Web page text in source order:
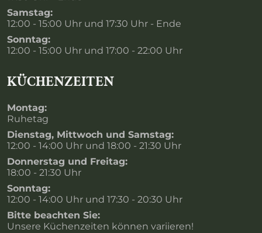
Samstag:
12:00 - 15:00 Uhr und 17:30 Uhr - Ende
Sonntag:
12:00 - 15:00 Uhr und 17:00 - 22:00 Uhr
KÜCHENZEITEN
Montag:
Ruhetag
Dienstag, Mittwoch und Samstag:
12:00 - 14:00 Uhr und 18:00 - 21:30 Uhr
Donnerstag und Freitag:
18:00 - 21:30 Uhr
Sonntag:
12:00 - 14:00 Uhr und 17:30 - 20:30 Uhr
Bitte beachten Sie:
Unsere Küchenzeiten können variieren!